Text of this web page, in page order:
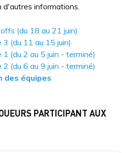
d'autres informations.
(du 18 au 21 juin)
3 (du 11 au 15 juin)
(du 2 au 5 juin - terminé)
(du 6 au 9 juin - terminé)
des équipes
PARTICIPANT AUX